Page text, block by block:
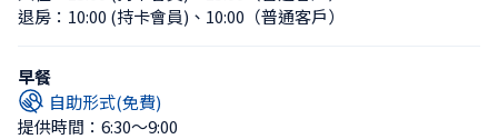
退房： 10:00 (持卡會員) 、 10:00（普通客戶）
早餐
自助形式(免費)
提供時間：6:30〜9:00